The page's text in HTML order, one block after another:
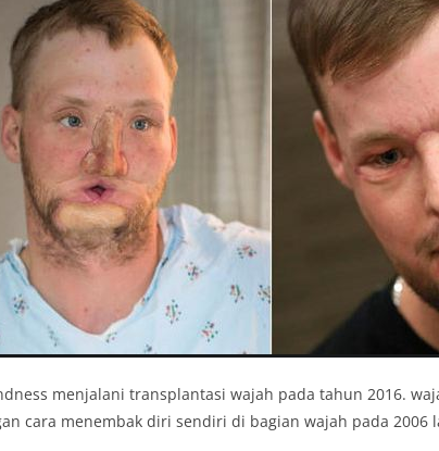
menjalani transplantasi wajah pada tahun 2016.
cara menembak diri sendiri di bagian wajah pada 2006